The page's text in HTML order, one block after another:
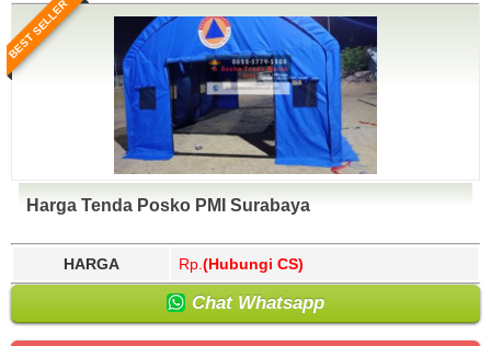
BEST SELLER
Harga Tenda Posko PMI Surabaya
HARGA Rp. (Hubungi CS)
Chat Whatsapp